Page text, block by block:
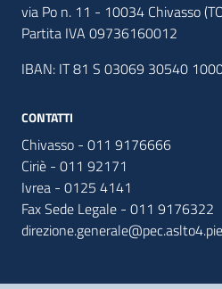
via Po n. 11 - 10034 Chivasso
Partita IVA 09736160012
IBAN: IT 81 S 03069 30540
CONTATTI
Chivasso - 011 9176666
Ciriè - 011 92171
Ivrea - 0125 4141
Fax Sede Legale - 011 9176322